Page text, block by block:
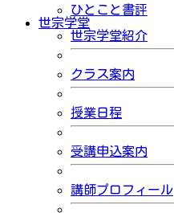
ひとこと書評
世宗学堂
世宗学堂紹介
クラス案内
授業日程
受講申込案内
講師プロフィール